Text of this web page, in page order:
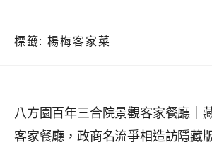
標籤: 楊梅客家菜
八方園百年三合院景觀客家餐廳｜
客家餐廳，政商名流爭相造訪隱藏